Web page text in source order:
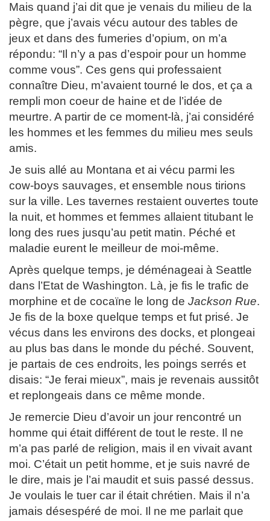
Mais quand j’ai dit que je venais du milieu de la
pègre, que j’avais vécu autour des tables de
jeux et dans des fumeries d’opium, on m’a
répondu: “Il n’y a pas d’espoir pour un homme
comme vous”. Ces gens qui professaient
connaître Dieu, m’avaient tourné le dos, et ça a
rempli mon coeur de haine et de l’idée de
meurtre. A partir de ce moment-là, j’ai considéré
les hommes et les femmes du milieu mes seuls
amis.
Je suis allé au Montana et ai vécu parmi les
cow-boys sauvages, et ensemble nous tirions
sur la ville. Les tavernes restaient ouvertes toute
la nuit, et hommes et femmes allaient titubant le
long des rues jusqu’au petit matin. Péché et
maladie eurent le meilleur de moi-même.
Après quelque temps, je déménageai à Seattle
dans l’Etat de Washington. Là, je fis le trafic de
morphine et de cocaïne le long de Jackson Rue.
Je fis de la boxe quelque temps et fut prisé. Je
vécus dans les environs des docks, et plongeai
au plus bas dans le monde du péché. Souvent,
je partais de ces endroits, les poings serrés et
disais: “Je ferai mieux”, mais je revenais aussitôt
et replongeais dans ce même monde.
Je remercie Dieu d’avoir un jour rencontré un
homme qui était différent de tout le reste. Il ne
m’a pas parlé de religion, mais il en vivait avant
moi. C’était un petit homme, et je suis navré de
le dire, mais je l’ai maudit et suis passé dessus.
Je voulais le tuer car il était chrétien. Mais il n’a
jamais désespéré de moi. Il ne me parlait que